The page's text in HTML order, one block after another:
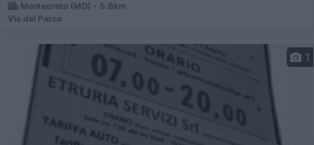
Montecreto (MO) - 5.6km
Via del Parco
1